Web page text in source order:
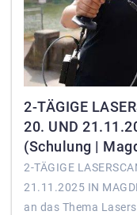
2-TÄGIGE
20. UND
(Schulung |
2-TÄGIGE
21.11.2025 IN
an das Thema